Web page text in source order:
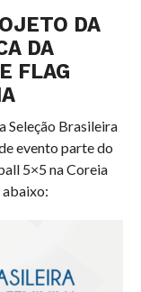
DA
DA
FLAG
Seleção Brasileira
evento parte do
5×5 na Coreia
abaixo: